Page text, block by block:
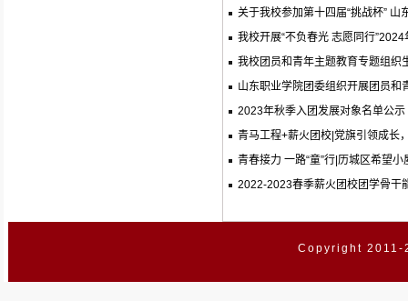
关于我校参加第十四届“挑战杯”
我校开展“不负春光 志愿同行
我校团员和青年主题教育专题组织
山东职业学院团委组织开展团员和
2023年秋季入团发展对象名单公示
青马工程+薪火团校|党旗引领成长
青春接力 一路“童”行|历城区希望
2022-2023春季薪火团校团学骨干
Copyright 2011-